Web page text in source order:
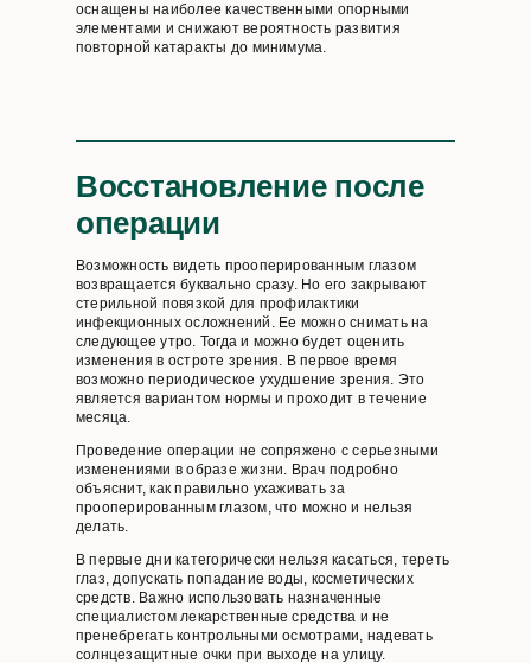
оснащены наиболее качественными опорными
элементами и снижают вероятность развития
повторной катаракты до минимума.
Восстановление после
операции
Возможность видеть прооперированным глазом
возвращается буквально сразу. Но его закрывают
стерильной повязкой для профилактики
инфекционных осложнений. Ее можно снимать на
следующее утро. Тогда и можно будет оценить
изменения в остроте зрения. В первое время
возможно периодическое ухудшение зрения. Это
является вариантом нормы и проходит в течение
месяца.
Проведение операции не сопряжено с серьезными
изменениями в образе жизни. Врач подробно
объяснит, как правильно ухаживать за
прооперированным глазом, что можно и нельзя
делать.
В первые дни категорически нельзя касаться, тереть
глаз, допускать попадание воды, косметических
средств. Важно использовать назначенные
специалистом лекарственные средства и не
пренебрегать контрольными осмотрами, надевать
солнцезащитные очки при выходе на улицу.